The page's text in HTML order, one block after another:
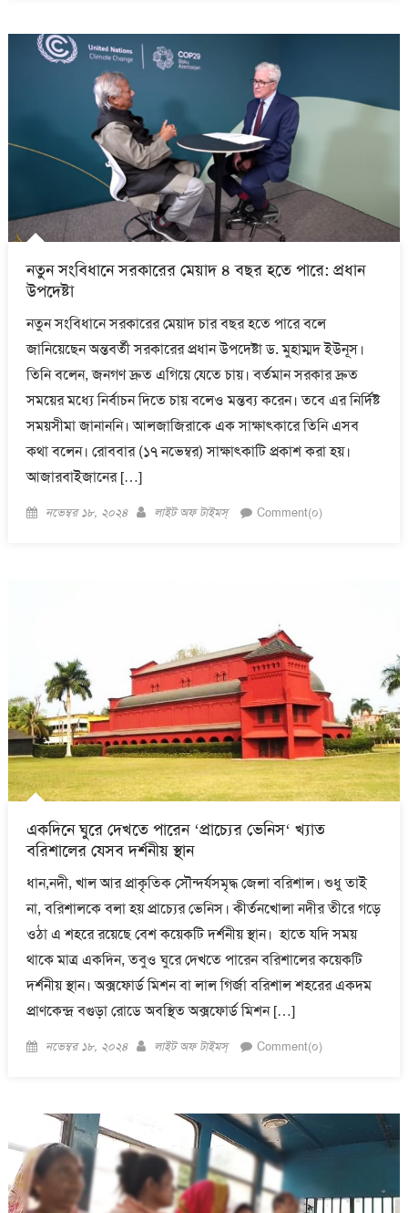
নতুন সংবিধানে সরকারের মেয়াদ ৪ বছর হতে পারে: প্রধান
উপদেষ্টা
নতুন সংবিধানে সরকারের মেয়াদ চার বছর হতে পারে বলে
জানিয়েছেন অন্তবর্তী সরকারের প্রধান উপদেষ্টা ড. মুহাম্মদ ইউনূস।
তিনি বলেন, জনগণ দ্রুত এগিয়ে যেতে চায়। বর্তমান সরকার দ্রুত
সময়ের মধ্যে নির্বাচন দিতে চায় বলেও মন্তব্য করেন। তবে এর নির্দিষ্ট
সময়সীমা জানাননি। আলজাজিরাকে এক সাক্ষাৎকারে তিনি এসব
কথা বলেন। রোববার (১৭ নভেম্বর) সাক্ষাৎকাটি প্রকাশ করা হয়।
আজারবাইজানের […]
Posted
নভেম্বর ১৮, ২০২৪ Author
লাইট অফ টাইমস্ Comment(০)
একদিনে ঘুরে দেখতে পারেন ‘প্রাচ্যের ভেনিস‘ খ্যাত
বরিশালের যেসব দর্শনীয় স্থান
ধান,নদী, খাল আর প্রাকৃতিক সৌন্দর্যসমৃদ্ধ জেলা বরিশাল। শুধু তাই
না, বরিশালকে বলা হয় প্রাচ্যের ভেনিস। কীর্তনখোলা নদীর তীরে গড়ে
ওঠা এ শহরে রয়েছে বেশ কয়েকটি দর্শনীয় স্থান। হাতে যদি সময়
থাকে মাত্র একদিন, তবুও ঘুরে দেখতে পারেন বরিশালের কয়েকটি
দর্শনীয় স্থান। অক্সফোর্ড মিশন বা লাল গির্জা বরিশাল শহরের একদম
প্রাণকেন্দ্র বগুড়া রোডে অবস্থিত অক্সফোর্ড মিশন […]
Posted
নভেম্বর ১৮, ২০২৪ Author
লাইট অফ টাইমস্ Comment(০)